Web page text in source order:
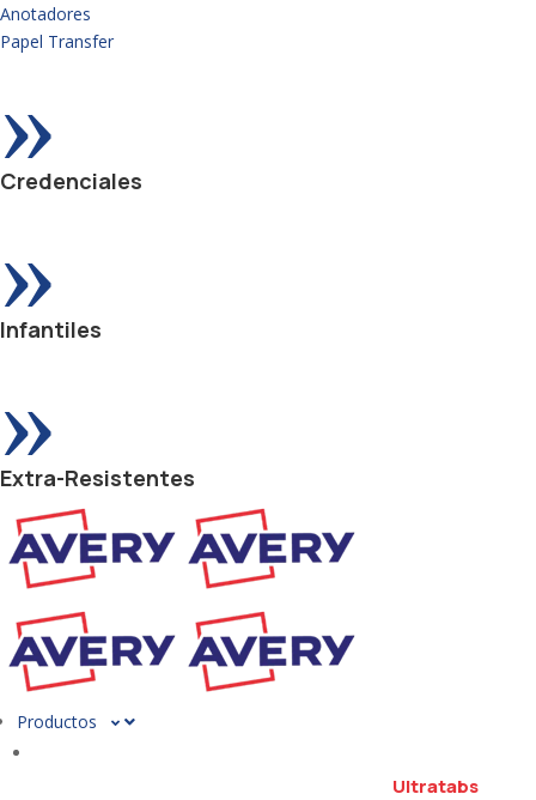
Anotadores
Papel Transfer
»
Credenciales
»
Infantiles
»
Extra-Resistentes
Productos
Ultratabs